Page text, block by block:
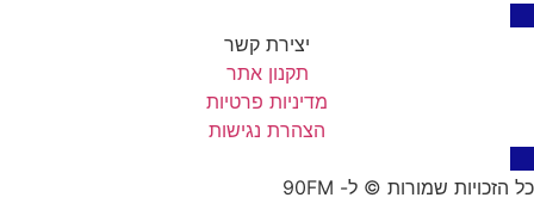
יצירת קשר
תקנון אתר
מדיניות פרטיות
הצהרת נגישות
כל הזכויות שמורות © ל- 90FM